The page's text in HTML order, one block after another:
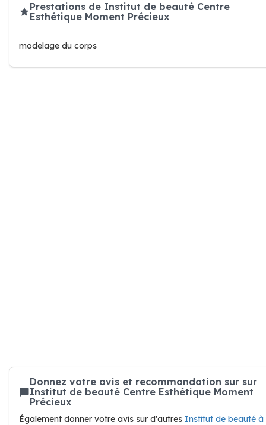
Prestations de Institut de beauté Centre
Esthétique Moment Précieux
modelage du corps
Donnez votre avis et recommandation sur sur
Institut de beauté Centre Esthétique Moment
Précieux
Également donner votre avis sur d'autres Institut de beauté à